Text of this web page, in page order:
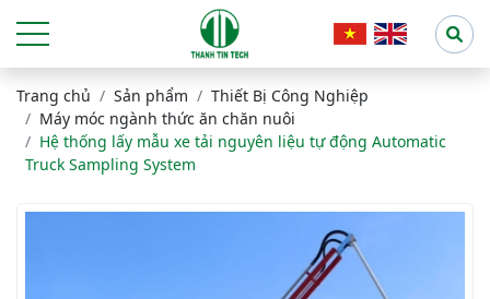
Trang chủ Sản phẩm
Thiết Bị Công Nghiệp
Máy móc ngành thức ăn chăn nuôi
Hệ thống lấy mẫu xe tải nguyên liệu tự động Automatic
Truck Sampling System